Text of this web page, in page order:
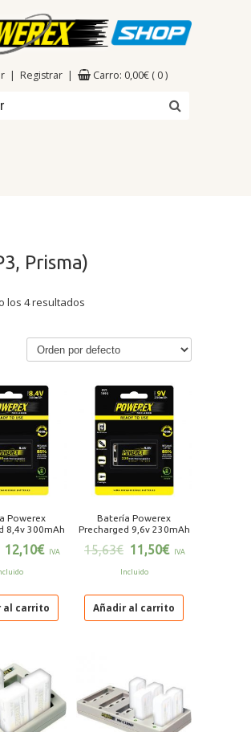
| Registrar | Carro: 0,00€ ( 0 )
Prisma)
los 4 resultados
Powerex
8,4v 300mAh
12,10€ IVA
al carrito
Batería Powerex
Precharged 9,6v 230mAh
15,63€ 11,50€ IVA
Incluido
Añadir al carrito